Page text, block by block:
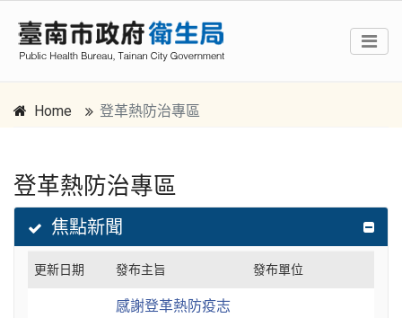
Home 登革熱防治專區
跳到主要內容區塊
登革熱防治專區
焦點新聞
更新日期 發布主旨 發布單位
感謝登革熱防疫志